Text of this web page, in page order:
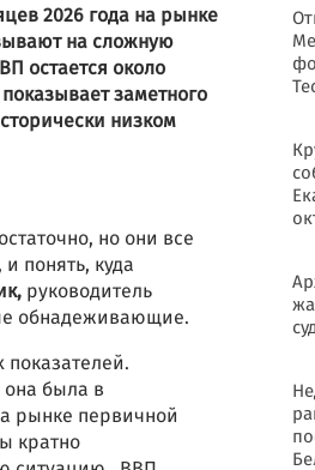
2026 года на рынке
на сложную
остается около
заметного
низком
но они все
понять, куда
руководитель
обнадеживающие.
была в
рынке первичной
кратно